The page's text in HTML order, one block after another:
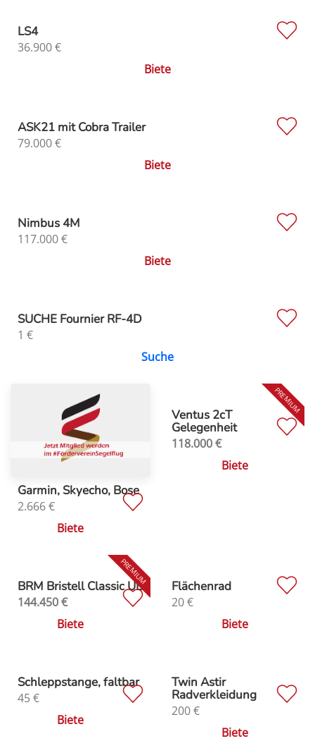
LS4
36.900€
Biete
ASK21 mit Cobra Trailer
79.000€
Biete
Nimbus 4M
117.000€
Biete
SUCHE Fournier RF-4D
1 €
Suche
Garmin, Skyecho, Bose
2.666€
Biete
Ventus 2cT
Gelegenheit
118.000€
Biete
BRM Bristell Classic UL
144.450€
Biete
Flächenrad
20€
Biete
Schleppstange, faltbar
45€
Biete
Twin Astir
Radverkleidung
200€
Biete